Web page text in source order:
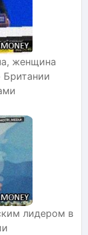
женщина
лидером в